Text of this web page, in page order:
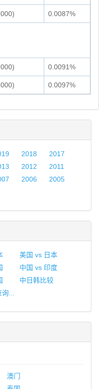
0.0087%
0.0091%
0.0097%
2018
2017
2012
2011
2006
2005
美国 vs 日本
中国 vs 印度
中日韩比较
...
澳门